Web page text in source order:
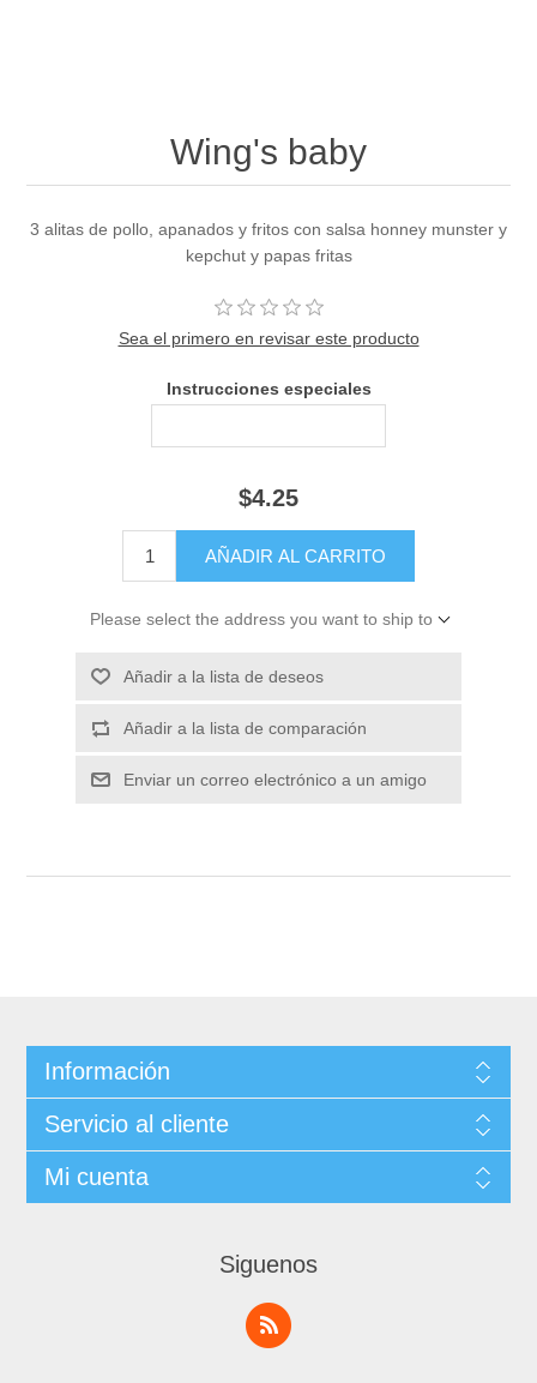
Wing's baby
3 alitas de pollo, apanados y fritos con salsa honney munster y
kepchut y papas fritas
Sea el primero en revisar este producto
Instrucciones especiales
$4.25
Please select the address you want to ship to
Información
Servicio al cliente
Mi cuenta
Siguenos